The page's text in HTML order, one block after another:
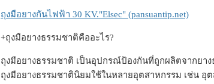
ถุงมือยางกันไฟฟ้า 30 KV."Elsec" (pansuantip.net)
+ถุงมือยางธรรมชาติคืออะไร?
ถุงมือยางธรรมชาติ เป็นอุปกรณ์ป้องกันที่ถูกผลิตจากยา
ถุงมือยางธรรมชาตินิยมใช้ในหลายอุตสาหกรรม เช่น